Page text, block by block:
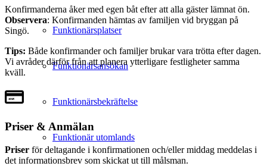
Funktionärsplatser
Funktionärsansökan
Funktionärsbekräftelse
Funktionär utomlands
Konfirmanderna åker med egen båt efter att alla gäster lämnat ön.
Observera: Konfirmanden hämtas av familjen vid bryggan på
Singö.
Tips: Både konfirmander och familjer brukar vara trötta efter dagen.
Vi avråder därför från att planera ytterligare festligheter samma
kväll.
Priser & Anmälan
Priser för deltagande i konfirmationen och/eller middag meddelas i
det informationsbrev som skickat ut till målsman.